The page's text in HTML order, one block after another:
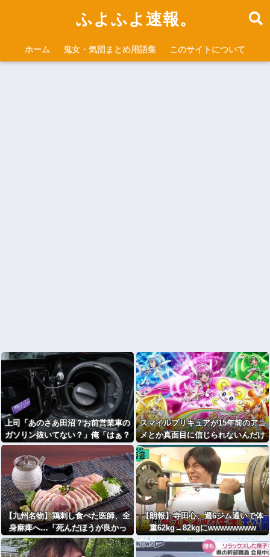
ふよふよ速報。
ホーム 鬼女・気団まとめ用語集 このサイトについて
上司「あのさあ田沼？お前営業車の
ガソリン抜いてない？」俺「はぁ？
どういうことすか？」上司「自分の
車に入れ替えたりしてない？？」⇒
結果ｗｗ
スマイルプリキュアが15年前のアニ
メとか真面目に信じられないんだけ
ど
【九州名物】鶏刺し食べた医師、全
身麻痺へ…「死んだほうが良かっ
た」
【朗報】寺田心、週6ジム通いで体
重62kg→82kgにwwwwwwww